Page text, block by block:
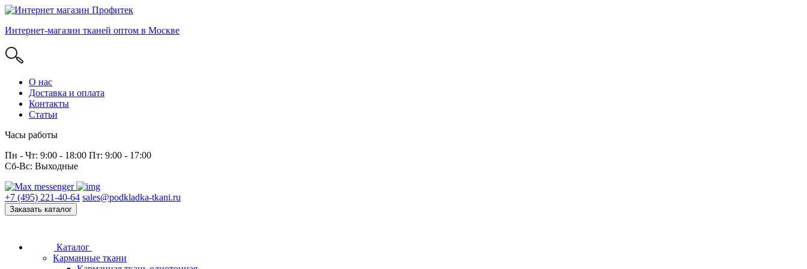
Интернет-магазин тканей оптом в Москве
О нас
Доставка и оплата
Контакты
Статьи
Часы работы
Пн - Чт: 9:00 - 18:00 Пт: 9:00 - 17:00
Сб-Вс: Выходные
+7 (495) 221-40-64 sales@podkladka-tkani.ru
Заказать каталог
Каталог
Карманные ткани